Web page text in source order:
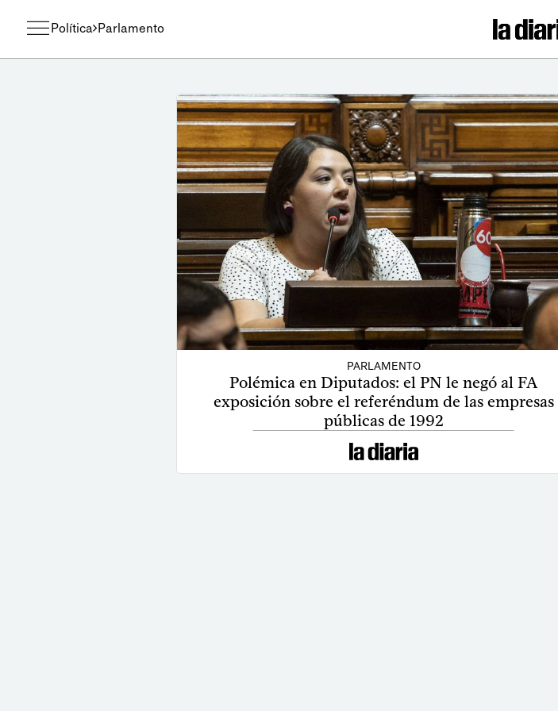
Política Parlamento
PARLAMENTO
Polémica en Diputados: el PN le negó al FA
exposición sobre el referéndum de las empresas
públicas de 1992